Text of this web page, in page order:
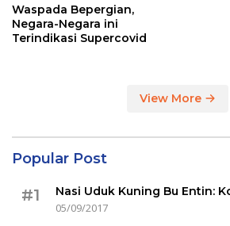
Waspada Bepergian,
Negara-Negara ini
Terindikasi Supercovid
View More
Popular Post
#1
Nasi Uduk Kuning Bu Entin:
05/09/2017